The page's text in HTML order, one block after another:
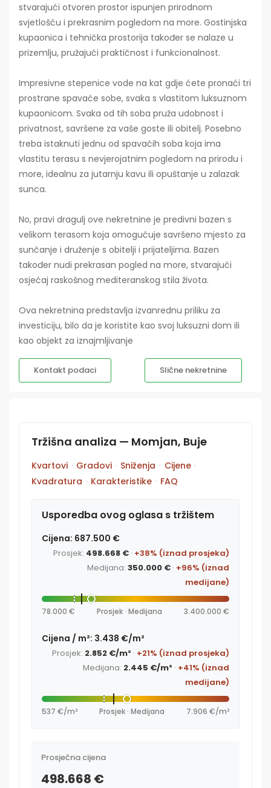
stvarajući otvoren prostor ispunjen prirodnom
svjetlošću i prekrasnim pogledom na more. Gostinjska
kupaonica i tehnička prostorija također se nalaze u
prizemlju, pružajući praktičnost i funkcionalnost.
Impresivne stepenice vode na kat gdje ćete pronaći tri
prostrane spavaće sobe, svaka s vlastitom luksuznom
kupaonicom. Svaka od tih soba pruža udobnost i
privatnost, savršene za vaše goste ili obitelj. Posebno
treba istaknuti jednu od spavaćih soba koja ima
vlastitu terasu s nevjerojatnim pogledom na prirodu i
more, idealnu za jutarnju kavu ili opuštanje u zalazak
sunca.
No, pravi dragulj ove nekretnine je predivni bazen s
velikom terasom koja omogućuje savršeno mjesto za
sunčanje i druženje s obitelji i prijateljima. Bazen
također nudi prekrasan pogled na more, stvarajući
osjećaj raskošnog mediteranskog stila života.
Ova nekretnina predstavlja izvanrednu priliku za
investiciju, bilo da je koristite kao svoj luksuzni dom ili
kao objekt za iznajmljivanje
Kontakt podaci Slične nekretnine
Tržišna analiza — Momjan, Buje
Kvartovi · Gradovi · Sniženja · Cijene ·
Kvadratura · Karakteristike · FAQ
Usporedba ovog oglasa s tržištem
Cijena: 687.500 €
Prosjek: 498.668 € · +38% (iznad prosjeka)
Medijana: 350.000 € · +96% (iznad
medijane)
78.000 € Prosjek · Medijana 3.400.000 €
Cijena / m²: 3.438 €/m²
Prosjek: 2.852 €/m² · +21% (iznad prosjeka)
Medijana: 2.445 €/m² · +41% (iznad
medijane)
537 €/m² Prosjek · Medijana 7.906 €/m²
Prosječna cijena
498.668 €